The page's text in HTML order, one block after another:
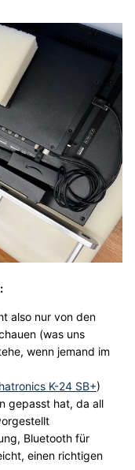
also nur von den
(was uns
wenn jemand im
K-24 SB+)
gepasst hat, da all
Bluetooth für
einen richtigen